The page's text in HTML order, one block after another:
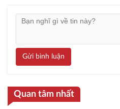
Gửi bình luận
Quan tâm nhất